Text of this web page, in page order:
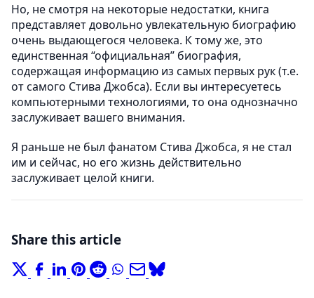
Но, не смотря на некоторые недостатки, книга
представляет довольно увлекательную биографию
очень выдающегося человека. К тому же, это
единственная “официальная” биография,
содержащая информацию из самых первых рук (т.е.
от самого Стива Джобса). Если вы интересуетесь
компьютерными технологиями, то она однозначно
заслуживает вашего внимания.
Я раньше не был фанатом Стива Джобса, я не стал
им и сейчас, но его жизнь действительно
заслуживает целой книги.
Share this article